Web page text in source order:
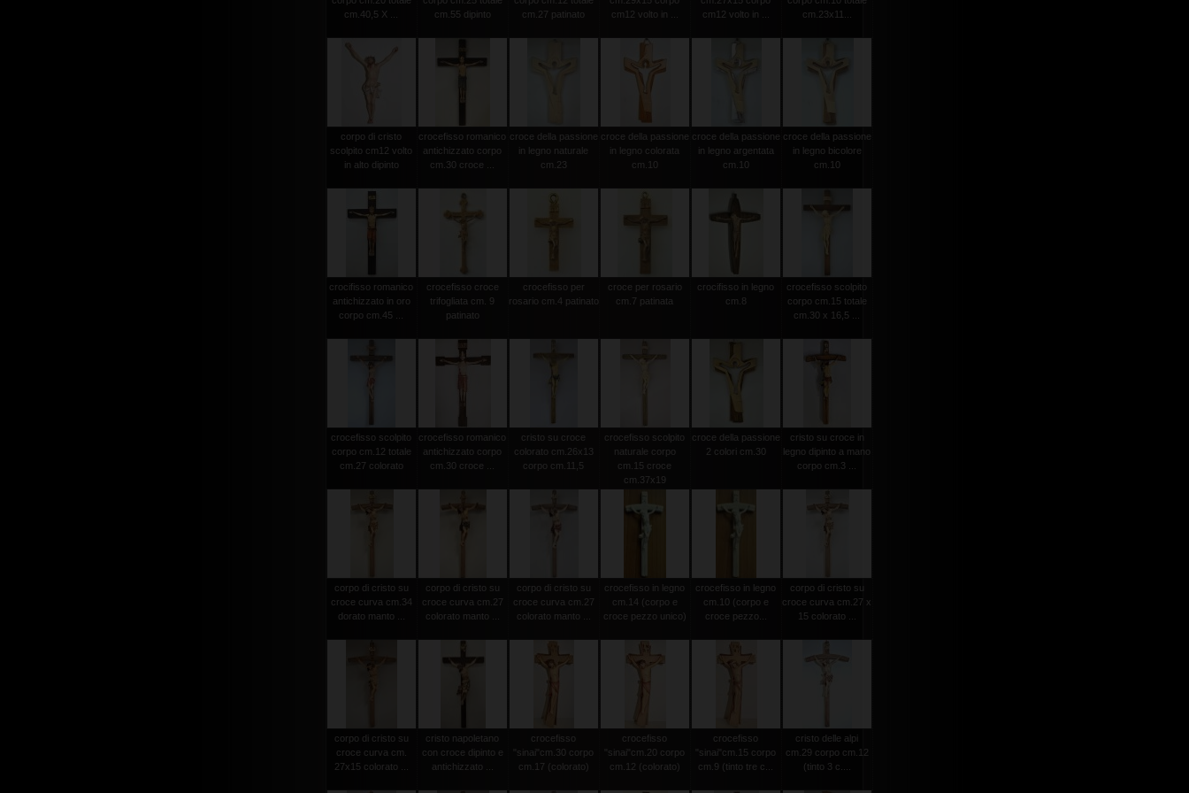
cm.40,5 X ...
cm.55 dipinto
cm.27 patinato
cm12 volto in ...
cm12 volto in ...
cm.23x11...
corpo di cristo
scolpito cm12 volto
in alto dipinto
crocefisso romanico
antichizzato corpo
cm.30 croce ...
croce della passione
in legno naturale
cm.23
croce della passione
in legno colorata
cm.10
croce della passione
in legno argentata
cm.10
croce della passione
in legno bicolore
cm.10
crocifisso romanico
antichizzato in oro
corpo cm.45 ...
crocefisso croce
trifogliata cm. 9
patinato
crocefisso per
rosario cm.4 patinato
croce per rosario
cm.7 patinata
crocifisso in legno
cm.8
crocefisso scolpito
corpo cm.15 totale
cm.30 x 16,5 ...
crocefisso scolpito
corpo cm.12 totale
cm.27 colorato
crocefisso romanico
antichizzato corpo
cm.30 croce ...
cristo su croce
colorato cm.26x13
corpo cm.11,5
crocefisso scolpito
naturale corpo
cm.15 croce
cm.37x19
croce della passione
2 colori cm.30
cristo su croce in
legno dipinto a mano
corpo cm.3 ...
corpo di cristo su
croce curva cm.34
dorato manto ...
corpo di cristo su
croce curva cm.27
colorato manto ...
corpo di cristo su
croce curva cm.27
colorato manto ...
crocefisso in legno
cm.14 (corpo e
croce pezzo unico)
crocefisso in legno
cm.10 (corpo e
croce pezzo...
corpo di cristo su
croce curva cm.27 x
15 colorato ...
corpo di cristo su
croce curva cm.
27x15 colorato ...
cristo napoletano
con croce dipinto e
antichizzato ...
crocefisso
"sinai"cm.30 corpo
cm.17 (colorato)
crocefisso
"sinai"cm.20 corpo
cm.12 (colorato)
crocefisso
"sinai"cm.15 corpo
cm.9 (tinto tre c...
cristo delle alpi
cm.29 corpo cm.12
(tinto 3 c....